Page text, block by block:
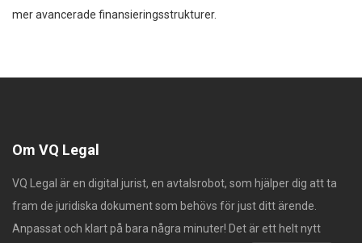
mer avancerade finansieringsstrukturer.
Om VQ Legal
VQ Legal är en digital jurist, en avtalsrobot, som hjälper dig att ta
fram de juridiska dokument som behövs för just ditt ärende.
Anpassat och klart på bara några minuter! Det är ett helt nytt